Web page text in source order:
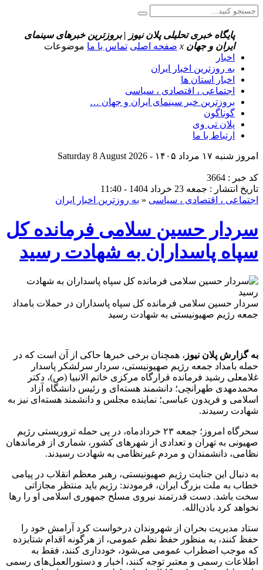
پایگاه خبری تحلیلی پلان نیوز | بروزترین خبرهای سینمای
ایران و جهان x صفحه اصلی تماس با ما موضوعات
اخبار
به روزترین اخبار ایران
اخبار استان ها
اجتماعی ، اقتصادی ، سیاسی
بروزترین خبر سینمای ایران و جهان …
گوناگون
پلان تی وی
ارتباط با ما
امروز شنبه ۱۷ مرداد ۱۴۰۵ - Saturday 8 August 2026
کد خبر : 3664
تاریخ انتشار : جمعه 23 خرداد 1404 - 11:40
اجتماعی ، اقتصادی ، سیاسی « به روزترین اخبار ایران
سردار حسین سلامی فرمانده کل
سپاه پاسداران به شهادت رسید
سردار حسین سلامی فرمانده کل سپاه پاسداران در حملات بامداد
جمعه رژیم صهیونیستی به شهادت رسید
به گزارش پلان نیوز ، همچنان برخی خبرها حاکی از آن است که در
حمله بامداد جمعه رژیم صهیونیستی، سردار سرلشکر پاسدار
غلامعلی رشید فرمانده قرارگاه مرکزی خاتم الانبیا (ص)، دکتر
محمدمهدی طهرانچی؛ دانشمند هسته‌ای و رئیس دانشگاه آزاد
اسلامی و فریدون عباسی؛ نماینده مجلس و دانشمند هسته‌ای نیز به
شهادت رسیدند.
سحرگاه امروز؛ جمعه ۲۳ خردادماه، در پی حمله تروریستی رژیم
صهیونی به تهران و تعدادی از شهرهای کشور، شماری از فرماندهان
نظامی، دانشمندان و مردم غیرنظامی به شهادت رسیدند.
به دنبال این جنایت رژیم صهیونیستی، رهبر معظم انقلاب در پیامی
خطاب به ملت بزرگ ایران، فرمودند: رژیم باید منتظر مجازاتی
سخت باشد. دست قدرتمند نیروی مسلح جمهوری اسلامی او را رها
نخواهد کرد باذن‌الله.
ستاد مدیریت بحران از شهروندان درخواست کرد آرامش خود را
حفظ کنند، به منظور حفظ نظم عمومی، از هرگونه اقدام شتابزده
که موجب اضطراب عمومی می‌شود، خودداری کنند، فقط به
اطلاعات رسمی و معتبر توجه کنند، اخبار و دستورالعمل‌های رسمی